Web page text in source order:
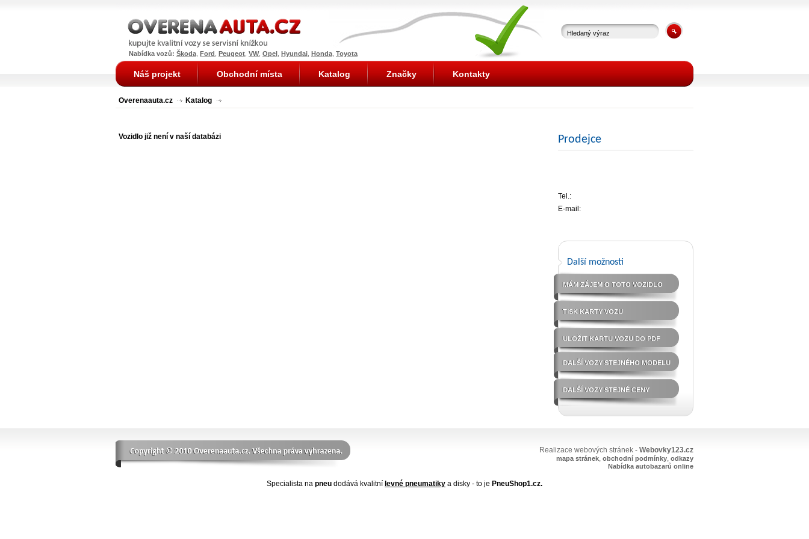
Overenaauta.cz Katalog
Vozidlo již není v naší databázi Prodejce
Tel.:
E-mail:
Další možnosti
MÁM ZÁJEM O TOTO VOZIDLO
TISK KARTY VOZU
ULOŽIT KARTU VOZU DO PDF
DALŠÍ VOZY STEJNÉHO MODELU
DALŠÍ VOZY STEJNÉ CENY
Nabídka vozů: Škoda Ford Peugeot VW, Opel Hyundai Honda Toyota
Náš projekt Obchodní místa Katalog Značky Kontakty
Realizace webových stránek - Webovky123.cz
mapa stránek, obchodní podmínky, odkazy
Nabídka autobazarů online
Specialista na pneu dodává kvalitní levné pneumatiky a disky - to je PneuShop1.cz.